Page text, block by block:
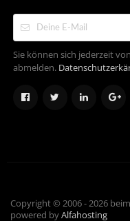
Sie können sich jederzeit
abmelden.
Copyright © 2006 - 2026
powered byAlfahosting